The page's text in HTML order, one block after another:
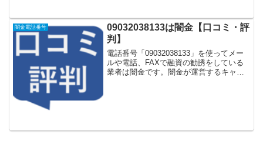
闇金電話番号
09032038133は闇金【口コミ・評
判】
電話番号「09032038133」を使ってメー
ルや電話、FAXで融資の勧誘をしている
業者は闇金です。闇金が運営するキャッ